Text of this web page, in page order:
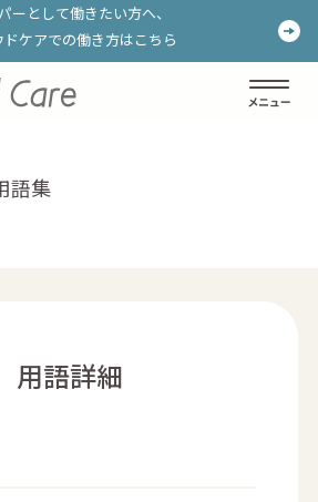
ーとして働きたい方へ、
ドケアでの働き方はこちら
ーとして働きたい方へ、
ドケアでの働き方はこちら
語集
用語詳細